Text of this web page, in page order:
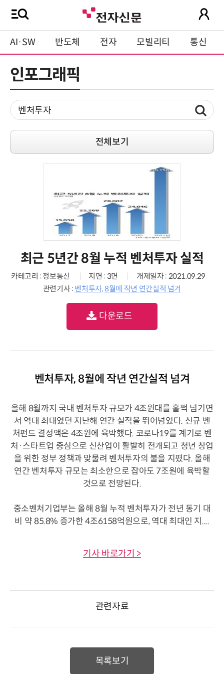
AI·SW 반도체 전자 모빌리티 통신
인포그래픽
전체보기
최근 5년간 8월 누적 벤처투자 실적
카테고리 : 정보통신 지면 : 3면
개제일자 : 2021.09.29
관련기사 : 벤처투자, 8월에 작년 연간실적 넘겨
다운로드
벤처투자, 8월에 작년 연간실적 넘겨
올해 8월까지 국내 벤처투자 규모가 4조원대를 훌쩍 넘기면
서 역대 최대였던 지난해 연간 실적을 뛰어넘었다. 신규 벤
처펀드 결성액은 4조원에 육박했다. 코로나19를 계기로 벤
처·스타트업 중심으로 신산업이 활발히 전개되고 청년 창업
을 위한 정부 정책과 맞물려 벤처투자의 불을 지폈다. 올해
연간 벤처투자 규모는 최소한으로 잡아도 7조원에 육박할
것으로 전망된다.
중소벤처기업부는 올해 8월 누적 벤처투자가 전년 동기 대
비 약 85.8% 증가한 4조6158억원으로, 역대 최대인 지....
기사 바로가기 >
관련자료
목록보기